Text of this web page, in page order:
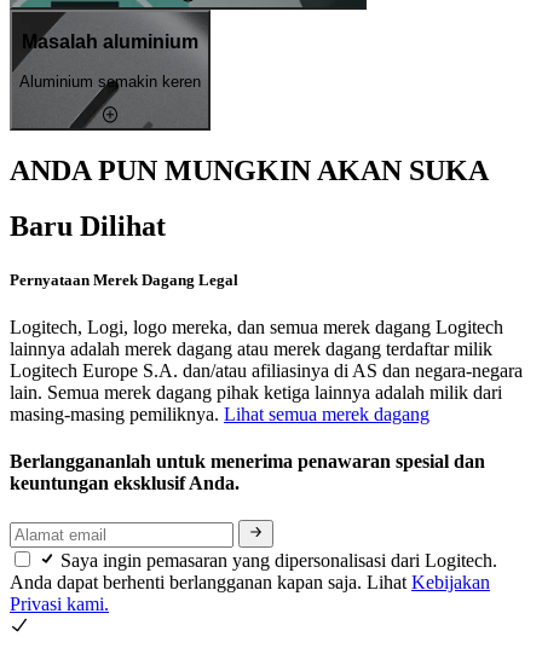
Masalah aluminium
Aluminium semakin keren
ANDA PUN MUNGKIN AKAN SUKA
Baru Dilihat
Pernyataan Merek Dagang Legal
Logitech, Logi, logo mereka, dan semua merek dagang Logitech
lainnya adalah merek dagang atau merek dagang terdaftar milik
Logitech Europe S.A. dan/atau afiliasinya di AS dan negara-negara
lain. Semua merek dagang pihak ketiga lainnya adalah milik dari
masing-masing pemiliknya. Lihat semua merek dagang
Berlanggananlah untuk menerima penawaran spesial dan
keuntungan eksklusif Anda.
Saya ingin pemasaran yang dipersonalisasi dari Logitech.
Anda dapat berhenti berlangganan kapan saja. Lihat Kebijakan
Privasi kami.